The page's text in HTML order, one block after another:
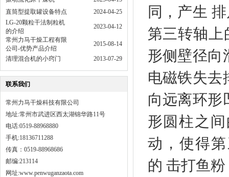
直筒型提取罐设备特点
2024-04-25
LG-20颗粒干法制粒机
的介绍
2023-04-12
常州力马干燥工程有限
公司-优势产品介绍
2015-08-14
清理混合机的小窍门 2013-07-29
联系我们
常州力马干燥科技有限公司
地址:常州市武进区西太湖锦华路11号
电话:0519-88968880
手机:18136711288
传真：0519-88968686
邮编:213114
网址:www.penwuganzaota.com
同，产生
第三转轴上
形侧壁径向
电磁铁失去
向远离环形
形圆柱之
动，使得
的 击打鱼